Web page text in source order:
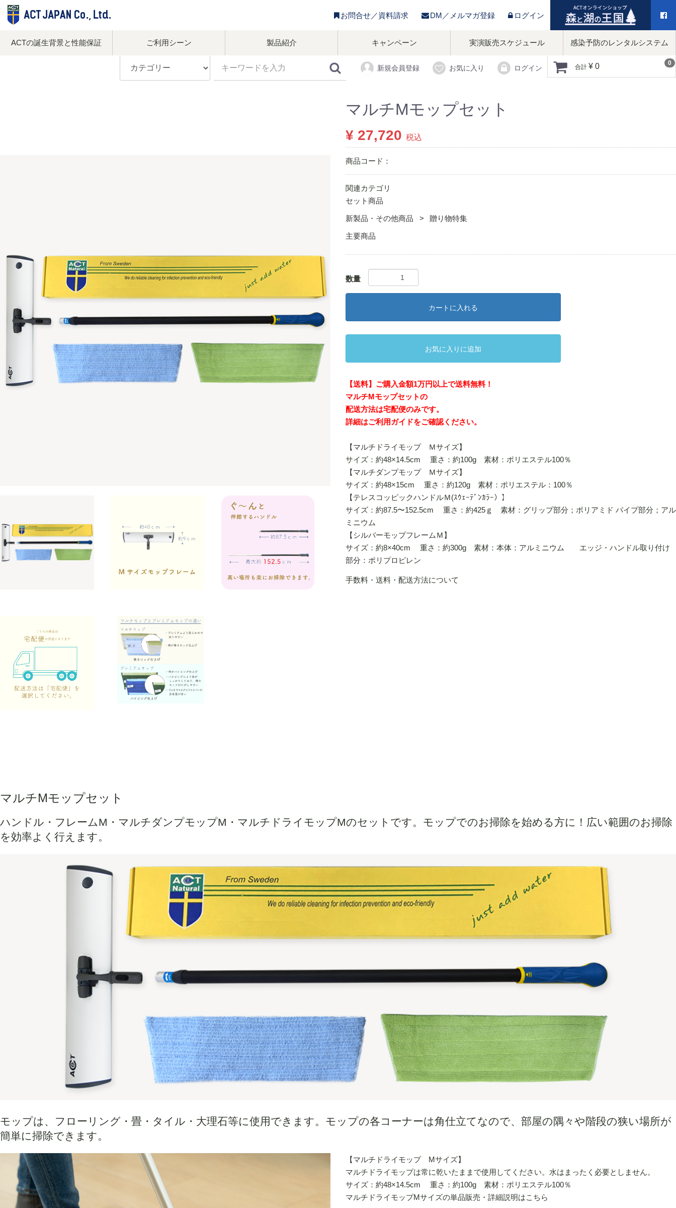
お問合せ／資料請求 DM／メルマガ登録 ログイン
ACTの誕生背景と性能保証 ご利用シーン 製品紹介 キャンペーン 実演販売スケジュール 感染予防のレンタルシステム
0
合計 ¥ 0
新規会員登録 お気に入り ログイン
マルチMモップセット
¥ 27,720 税込
商品コード：
関連カテゴリ
セット商品
新製品・その他商品 贈り物特集
主要商品
数量
カートに入れる
お気に入りに追加
【送料】ご購入金額1万円以上で送料無料！
マルチMモップセットの
配送方法は宅配便のみです。
詳細はご利用ガイドをご確認ください。
【マルチドライモップ Ｍサイズ】
サイズ：約48×14.5cm 重さ：約100g 素材：ポリエステル100％
【マルチダンプモップ Ｍサイズ】
サイズ：約48×15cm 重さ：約120g 素材：ポリエステル：100％
【テレスコッピックハンドルＭ(ｽｳｪｰﾃﾞﾝｶﾗｰ）】
サイズ：約87.5〜152.5cm 重さ：約425ｇ 素材：グリップ部分；ポリアミド パイプ部分；アル
ミニウム
【シルバーモップフレームＭ】
サイズ：約8×40cm 重さ：約300g 素材：本体：アルミニウム エッジ・ハンドル取り付け
部分：ポリプロピレン
手数料・送料・配送方法について
マルチMモップセット
ハンドル・フレームM・マルチダンプモップM・マルチドライモップMのセットです。モップでのお掃除を始める方に！広い範囲のお掃除
を効率よく行えます。
モップは、フローリング・畳・タイル・大理石等に使用できます。モップの各コーナーは角仕立てなので、部屋の隅々や階段の狭い場所が
簡単に掃除できます。
【マルチドライモップ Mサイズ】
マルチドライモップは常に乾いたままで使用してください。水はまったく必要としません。
サイズ：約48×14.5cm 重さ：約100g 素材：ポリエステル100％
マルチドライモップMサイズの単品販売・詳細説明はこちら